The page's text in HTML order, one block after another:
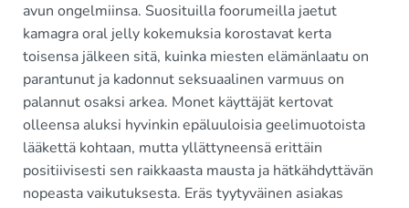
avun ongelmiinsa. Suosituilla foorumeilla jaetut
kamagra oral jelly kokemuksia korostavat kerta
toisensa jälkeen sitä, kuinka miesten elämänlaatu on
parantunut ja kadonnut seksuaalinen varmuus on
palannut osaksi arkea. Monet käyttäjät kertovat
olleensa aluksi hyvinkin epäluuloisia geelimuotoista
lääkettä kohtaan, mutta yllättyneensä erittäin
positiivisesti sen raikkaasta mausta ja hätkähdyttävän
nopeasta vaikutuksesta. Eräs tyytyväinen asiakas